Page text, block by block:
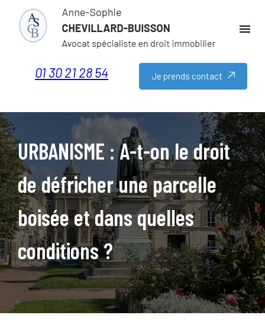
menu
01 30 21 28 54 Je prends contact
URBANISME : A-t-on le droit
de défricher une parcelle
boisée et dans quelles
conditions ?
Panneau de gestion des cookies